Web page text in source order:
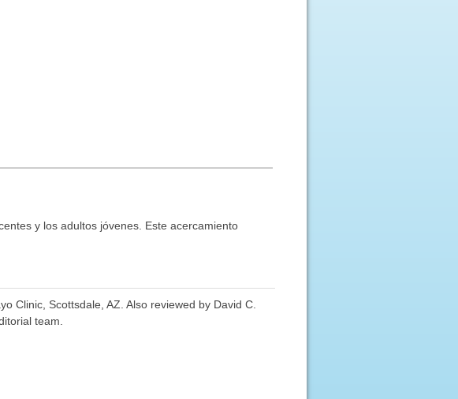
y los adultos jóvenes. Este acercamiento
Clinic, Scottsdale, AZ. Also reviewed by David C.
team.